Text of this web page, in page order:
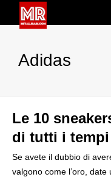
Adidas
Le 10
di tutti i tempi
Se avete il dubbio di
valgono come l’oro, date